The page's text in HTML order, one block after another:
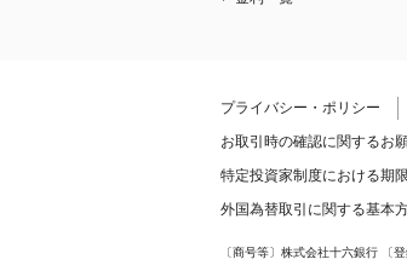
プライバシー・ポリシー
お取引時の確認に関するお
特定投資家制度における期
外国為替取引に関する基本
〔商号等〕株式会社十六銀行 〔